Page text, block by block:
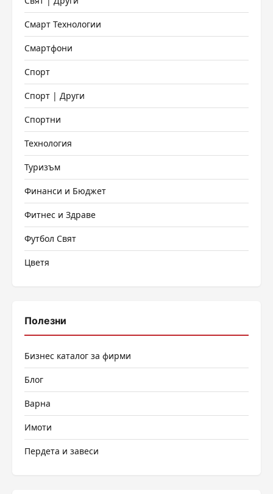
Смарт Технологии
Смартфони
Спорт
Спорт | Други
Спортни
Технология
Туризъм
Финанси и Бюджет
Фитнес и Здраве
Футбол Свят
Цветя
Полезни
Бизнес каталог за фирми
Блог
Варна
Имоти
Пердета и завеси